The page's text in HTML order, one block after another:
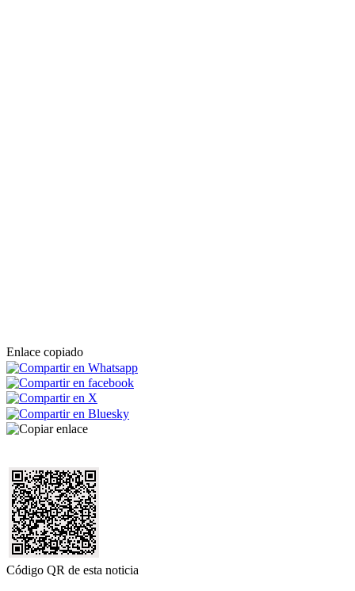
Enlace copiado
Código QR de esta noticia